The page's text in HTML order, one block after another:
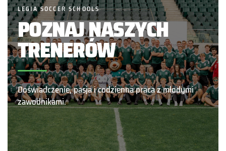
LEGIA SOCCER SCHOOLS
POZNAJ NASZYCH
TRENERÓW
Doświadczenie, pasja i codzienna praca z młodymi
zawodnikami.